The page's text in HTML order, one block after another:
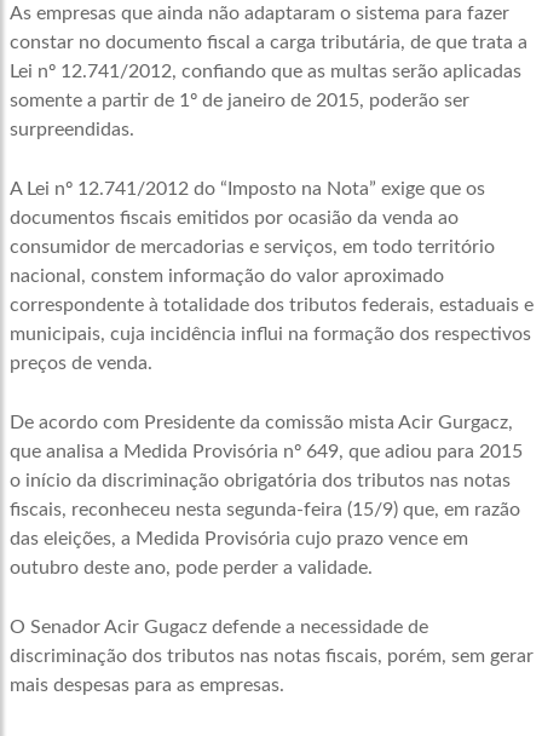
As empresas que ainda não adaptaram o sistema para fazer
constar no documento fiscal a carga tributária, de que trata a
Lei nº 12.741/2012, confiando que as multas serão aplicadas
somente a partir de 1º de janeiro de 2015, poderão ser
surpreendidas.
A Lei nº 12.741/2012 do “Imposto na Nota” exige que os
documentos fiscais emitidos por ocasião da venda ao
consumidor de mercadorias e serviços, em todo território
nacional, constem informação do valor aproximado
correspondente à totalidade dos tributos federais, estaduais e
municipais, cuja incidência influi na formação dos respectivos
preços de venda.
De acordo com Presidente da comissão mista Acir Gurgacz,
que analisa a Medida Provisória nº 649, que adiou para 2015
o início da discriminação obrigatória dos tributos nas notas
fiscais, reconheceu nesta segunda-feira (15/9) que, em razão
das eleições, a Medida Provisória cujo prazo vence em
outubro deste ano, pode perder a validade.
O Senador Acir Gugacz defende a necessidade de
discriminação dos tributos nas notas fiscais, porém, sem gerar
mais despesas para as empresas.